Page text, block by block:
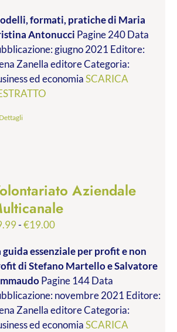
prezzo:
da
€9.99
a
€28.00
formati, pratichedi Maria
Antonucci Pagine 240 Data
giugno 2021 Editore:
Zanella editore Categoria:
ed economiaSCARICA
Dettagli
Aziendale
-€19.00Fascia
prezzo:
da
€9.99
a
€19.00
guida essenziale per profit e non
di Stefano Martello e Salvatore
Pagine 144 Data
novembre 2021 Editore:
Zanella editore Categoria:
ed economiaSCARICA